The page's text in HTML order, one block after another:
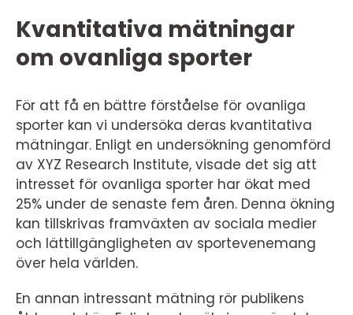
Kvantitativa mätningar
om ovanliga sporter
För att få en bättre förståelse för ovanliga
sporter kan vi undersöka deras kvantitativa
mätningar. Enligt en undersökning genomförd
av XYZ Research Institute, visade det sig att
intresset för ovanliga sporter har ökat med
25% under de senaste fem åren. Denna ökning
kan tillskrivas framväxten av sociala medier
och lättillgängligheten av sportevenemang
över hela världen.
En annan intressant mätning rör publikens